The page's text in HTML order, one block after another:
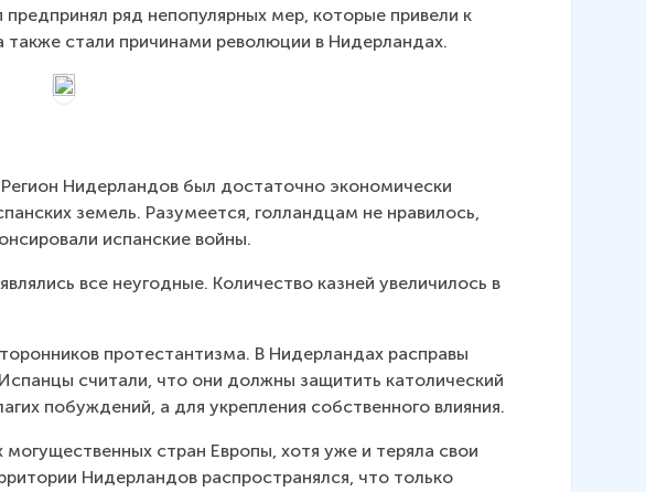
ряд непопулярных мер, которые привели к
стали причинами революции в Нидерландах.
Нидерландов был достаточно экономически
земель. Разумеется, голландцам не нравилось,
испанские войны.
все неугодные. Количество казней увеличилось в
протестантизма. В Нидерландах расправы
считали, что они должны защитить католический
побуждений, а для укрепления собственного влияния.
стран Европы, хотя уже и теряла свои
Нидерландов распространялся, что только